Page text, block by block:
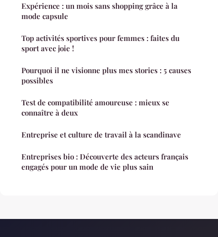
Expérience : un mois sans shopping grâce à la
mode capsule
Top activités sportives pour femmes : faites du
sport avec joie !
Pourquoi il ne visionne plus mes stories : 5 causes
possibles
Test de compatibilité amoureuse : mieux se
connaître à deux
Entreprise et culture de travail à la scandinave
Entreprises bio : Découverte des acteurs français
engagés pour un mode de vie plus sain